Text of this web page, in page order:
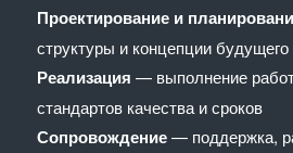
Проектирование и
структуры и концепции будущего
Реализация — выполнение
стандартов качества и сроков
Сопровождение— поддержка,